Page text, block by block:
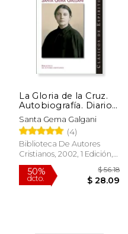
$ 32.92
La Gloria de la Cruz.
Autobiografía. Diario
Espiritual. Cartas.
Éxtasis. Otros Escritos
de Santa Gema
Galgani
Santa Gema Galgani
(4)
Biblioteca De Autores
Cristianos, 2002, 1 Edición,
Tapa Blanda, Nuevo